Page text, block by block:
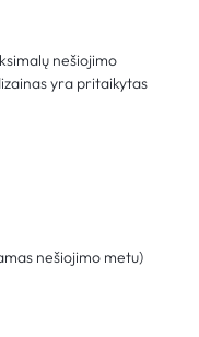
nešiojimo
yra pritaikytas
nešiojimo metu)